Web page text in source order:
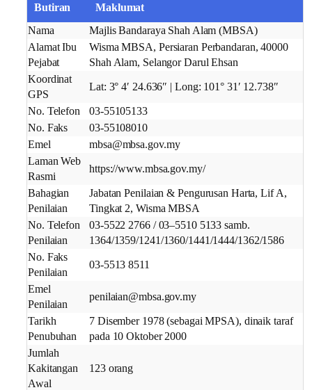
Butiran
Maklumat
Nama
Majlis Bandaraya Shah Alam (MBSA)
Alamat Ibu
Pejabat
Wisma MBSA, Persiaran Perbandaran, 40000
Shah Alam, Selangor Darul Ehsan
Koordinat
GPS
Lat: 3° 4′ 24.636″ | Long: 101° 31′ 12.738″
No. Telefon
03-55105133
No. Faks
03-55108010
Emel
mbsa@mbsa.gov.my
Laman Web
Rasmi
https://www.mbsa.gov.my/
Bahagian
Penilaian
Jabatan Penilaian & Pengurusan Harta, Lif A,
Tingkat 2, Wisma MBSA
No. Telefon
Penilaian
03-5522 2766 / 03–5510 5133 samb.
1364/1359/1241/1360/1441/1444/1362/1586
No. Faks
Penilaian
03-5513 8511
Emel
Penilaian
penilaian@mbsa.gov.my
Tarikh
Penubuhan
7 Disember 1978 (sebagai MPSA), dinaik taraf
pada 10 Oktober 2000
Jumlah
Kakitangan
Awal
123 orang